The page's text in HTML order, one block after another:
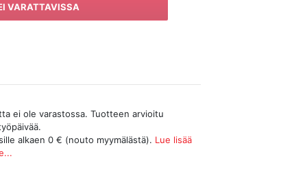
VARATTAVISSA
ei ole varastossa. Tuotteen arvioitu
alkaen 0 € (nouto myymälästä). Lue lisää